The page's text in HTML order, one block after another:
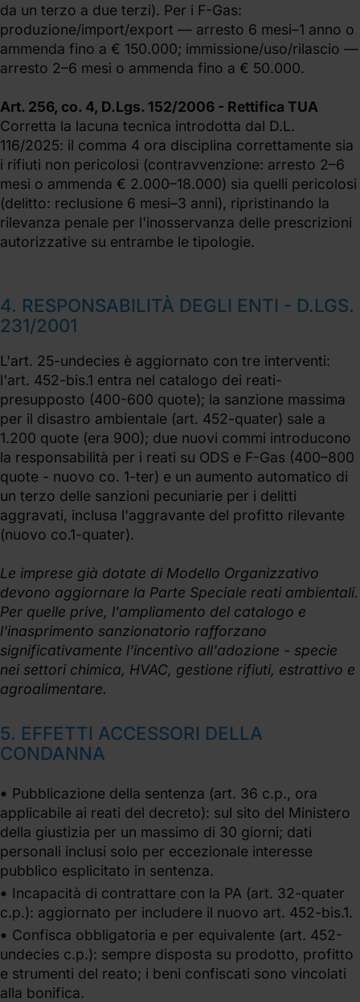
da un terzo a due terzi). Per i F-Gas:
produzione/import/export — arresto 6 mesi–1 anno o
ammenda fino a € 150.000; immissione/uso/rilascio —
arresto 2–6 mesi o ammenda fino a € 50.000.
Art. 256, co. 4, D.Lgs. 152/2006 - Rettifica TUA
Corretta la lacuna tecnica introdotta dal D.L.
116/2025: il comma 4 ora disciplina correttamente sia
i rifiuti non pericolosi (contravvenzione: arresto 2–6
mesi o ammenda € 2.000–18.000) sia quelli pericolosi
(delitto: reclusione 6 mesi–3 anni), ripristinando la
rilevanza penale per l'inosservanza delle prescrizioni
autorizzative su entrambe le tipologie.
4. RESPONSABILITÀ DEGLI ENTI - D.LGS.
231/2001
L'art. 25-undecies è aggiornato con tre interventi:
l'art. 452-bis.1 entra nel catalogo dei reati-
presupposto (400-600 quote); la sanzione massima
per il disastro ambientale (art. 452-quater) sale a
1.200 quote (era 900); due nuovi commi introducono
la responsabilità per i reati su ODS e F-Gas (400–800
quote - nuovo co. 1-ter) e un aumento automatico di
un terzo delle sanzioni pecuniarie per i delitti
aggravati, inclusa l'aggravante del profitto rilevante
(nuovo co.1-quater).
Le imprese già dotate di Modello Organizzativo
devono aggiornare la Parte Speciale reati ambientali.
Per quelle prive, l'ampliamento del catalogo e
l'inasprimento sanzionatorio rafforzano
significativamente l'incentivo all'adozione - specie
nei settori chimica, HVAC, gestione rifiuti, estrattivo e
agroalimentare.
5. EFFETTI ACCESSORI DELLA
CONDANNA
Pubblicazione della sentenza (art. 36 c.p., ora
applicabile ai reati del decreto): sul sito del Ministero
della giustizia per un massimo di 30 giorni; dati
personali inclusi solo per eccezionale interesse
pubblico esplicitato in sentenza.
Incapacità di contrattare con la PA (art. 32-quater
c.p.): aggiornato per includere il nuovo art. 452-bis.1.
Confisca obbligatoria e per equivalente (art. 452-
undecies c.p.): sempre disposta su prodotto, profitto
e strumenti del reato; i beni confiscati sono vincolati
alla bonifica.